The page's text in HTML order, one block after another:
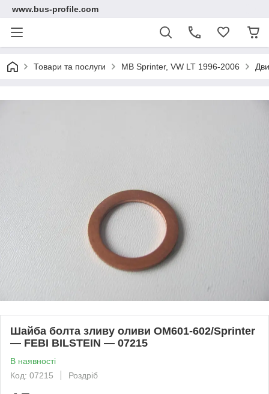
www.bus-profile.com
Товари та послуги MB Sprinter, VW LT 1996-2006
Шайба болта зливу оливи OM601-602/Sprinter
— FEBI BILSTEIN — 07215
В наявності
Код: 07215
Роздріб